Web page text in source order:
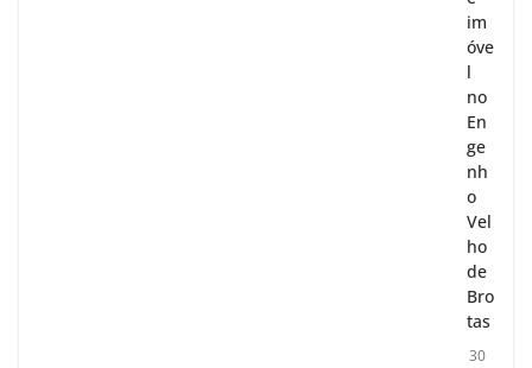
im
óve
l
no
En
ge
nh
o
Vel
ho
de
Bro
tas
30